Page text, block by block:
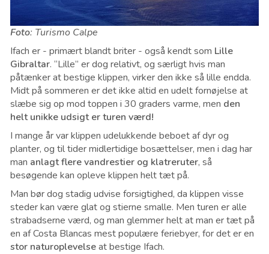
Foto: Turismo Calpe
Ifach er - primært blandt briter - også kendt som Lille
Gibraltar. “Lille” er dog relativt, og særligt hvis man
påtænker at bestige klippen, virker den ikke så lille endda.
Midt på sommeren er det ikke altid en udelt fornøjelse at
slæbe sig op mod toppen i 30 graders varme, men den
helt unikke udsigt er turen værd!
I mange år var klippen udelukkende beboet af dyr og
planter, og til tider midlertidige bosættelser, men i dag har
man anlagt flere vandrestier og klatreruter, så
besøgende kan opleve klippen helt tæt på.
Man bør dog stadig udvise forsigtighed, da klippen visse
steder kan være glat og stierne smalle. Men turen er alle
strabadserne værd, og man glemmer helt at man er tæt på
en af Costa Blancas mest populære feriebyer, for det er en
stor naturoplevelseat bestige Ifach.